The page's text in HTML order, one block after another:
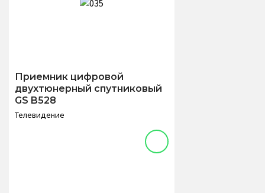
Приемник цифровой
двухтюнерный спутниковый
GS B528
Телевидение